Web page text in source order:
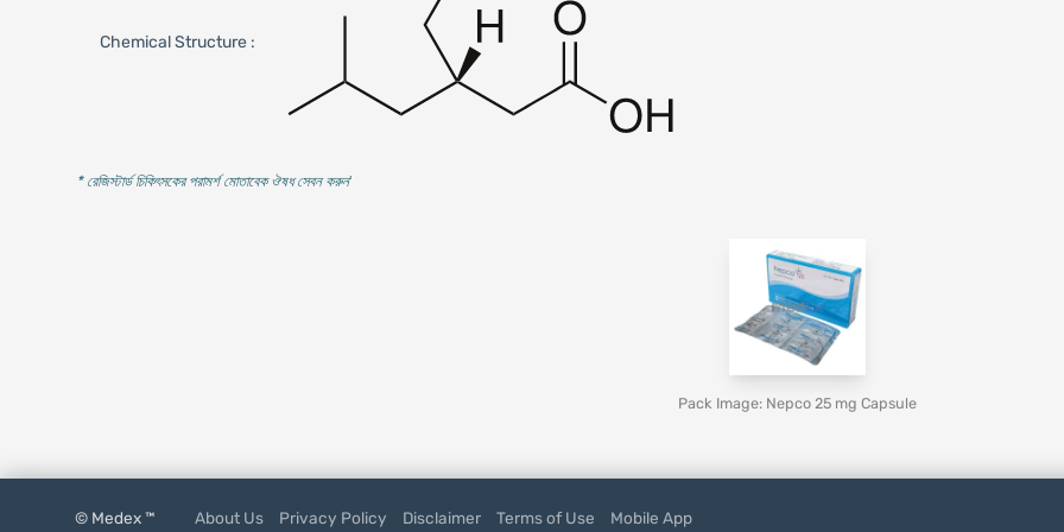
Chemical Structure :
* রেজিস্টার্ড চিকিৎসকের পরামর্শ মোতাবেক ঔষধ সেবন করুন'
Pack Image: Nepco 25 mg Capsule
© Medex ™ About Us Privacy Policy Disclaimer Terms of Use Mobile App